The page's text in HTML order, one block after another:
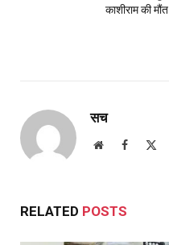
काशीराम की मौंत
सच
WebsiteFacebook
RELATED POSTS